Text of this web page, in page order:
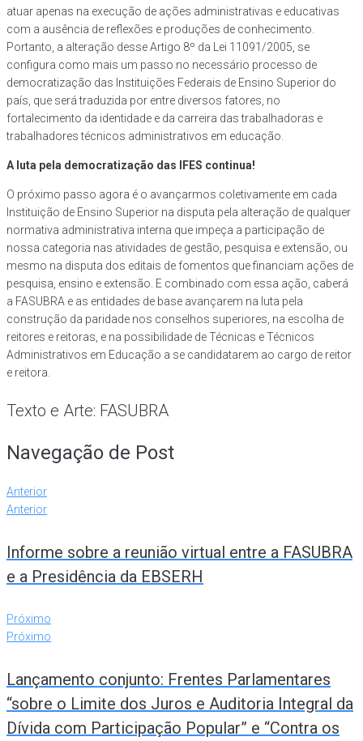
atuar apenas na execução de ações administrativas e educativas
com a ausência de reflexões e produções de conhecimento.
Portanto, a alteração desse Artigo 8º da Lei 11091/2005, se
configura como mais um passo no necessário processo de
democratização das Instituições Federais de Ensino Superior do
país, que será traduzida por entre diversos fatores, no
fortalecimento da identidade e da carreira das trabalhadoras e
trabalhadores técnicos administrativos em educação.
A luta pela democratização das IFES continua!
O próximo passo agora é o avançarmos coletivamente em cada
Instituição de Ensino Superior na disputa pela alteração de qualquer
normativa administrativa interna que impeça a participação de
nossa categoria nas atividades de gestão, pesquisa e extensão, ou
mesmo na disputa dos editais de fomentos que financiam ações de
pesquisa, ensino e extensão. E combinado com essa ação, caberá
a FASUBRA e as entidades de base avançarem na luta pela
construção da paridade nos conselhos superiores, na escolha de
reitores e reitoras, e na possibilidade de Técnicas e Técnicos
Administrativos em Educação a se candidatarem ao cargo de reitor
e reitora.
Texto e Arte: FASUBRA
Navegação de Post
Anterior
Anterior
Informe sobre a reunião virtual entre a FASUBRA
e a Presidência da EBSERH
Próximo
Próximo
Lançamento conjunto: Frentes Parlamentares
“sobre o Limite dos Juros e Auditoria Integral da
Dívida com Participação Popular” e “Contra os